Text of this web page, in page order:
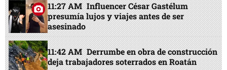
11:27 AM Influencer César Gastélum
presumía lujos y viajes antes de ser
asesinado
11:42 AM Derrumbe en obra de construcción
deja trabajadores soterrados en Roatán